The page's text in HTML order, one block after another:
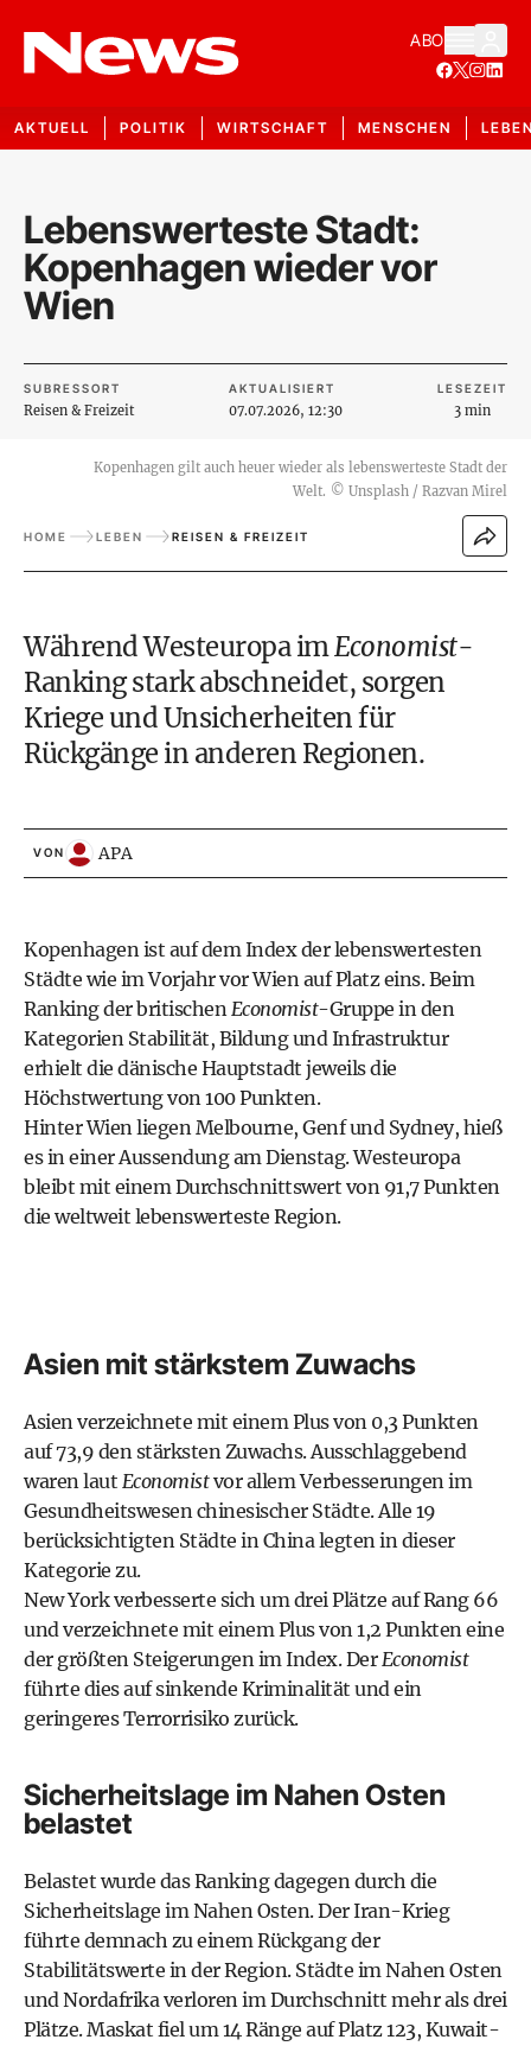
ABO
AKTUELL POLITIK WIRTSCHAFT MENSCHEN
Lebenswerteste Stadt:
Kopenhagen wieder vor
Wien
SUBRESSORT
Reisen & Freizeit
AKTUALISIERT
07.07.2026, 12:30
LESEZEIT
3 min
Kopenhagen gilt auch heuer wieder als lebenswerteste Stadt der
Welt. © Unsplash / Razvan Mirel
HOME LEBEN REISEN & FREIZEIT
Während Westeuropa imEconomist-
Ranking stark abschneidet, sorgen
Kriege und Unsicherheiten für
Rückgänge in anderen Regionen.
VON APA
Kopenhagen ist auf dem Index der lebenswertesten
Städte wie im Vorjahr vor Wien auf Platz eins. Beim
Ranking der britischenEconomist-Gruppe in den
Kategorien Stabilität, Bildung und Infrastruktur
erhielt die dänische Hauptstadt jeweils die
Höchstwertung von 100 Punkten.
Hinter Wien liegen Melbourne, Genf und Sydney, hieß
es in einer Aussendung am Dienstag. Westeuropa
bleibt mit einem Durchschnittswert von 91,7 Punkten
die weltweit lebenswerteste Region.
Asien mit stärkstem Zuwachs
Asien verzeichnete mit einem Plus von 0,3 Punkten
auf 73,9 den stärksten Zuwachs. Ausschlaggebend
waren laut Economistvor allem Verbesserungen im
Gesundheitswesen chinesischer Städte. Alle 19
berücksichtigten Städte in China legten in dieser
Kategorie zu.
New York verbesserte sich um drei Plätze auf Rang 66
und verzeichnete mit einem Plus von 1,2 Punkten eine
der größten Steigerungen im Index. DerEconomist
führte dies auf sinkende Kriminalität und ein
geringeres Terrorrisiko zurück.
Sicherheitslage im Nahen Osten
belastet
Belastet wurde das Ranking dagegen durch die
Sicherheitslage im Nahen Osten. Der Iran-Krieg
führte demnach zu einem Rückgang der
Stabilitätswerte in der Region. Städte im Nahen Osten
und Nordafrika verloren im Durchschnitt mehr als drei
Plätze. Maskat fiel um 14 Ränge auf Platz 123, Kuwait-